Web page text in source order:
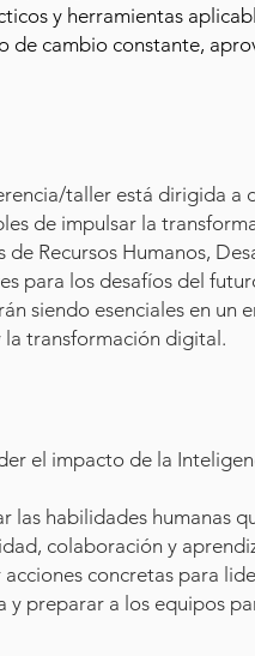
y herramientas
de cambio constante,
taller está dirigida a
de impulsar la
de Recursos Humanos,
para los desafíos del
siendo esenciales en un
transformación digital.
el impacto de la
las habilidades humanas
colaboración y
concretas para
y preparar a los equipos